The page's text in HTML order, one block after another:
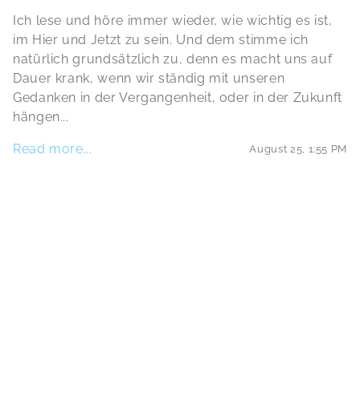
Ich lese und höre immer wieder, wie wichtig es ist,
im Hier und Jetzt zu sein. Und dem stimme ich
natürlich grundsätzlich zu, denn es macht uns auf
Dauer krank, wenn wir ständig mit unseren
Gedanken in der Vergangenheit, oder in der Zukunft
hängen...
Read more... August 25, 1:55 PM